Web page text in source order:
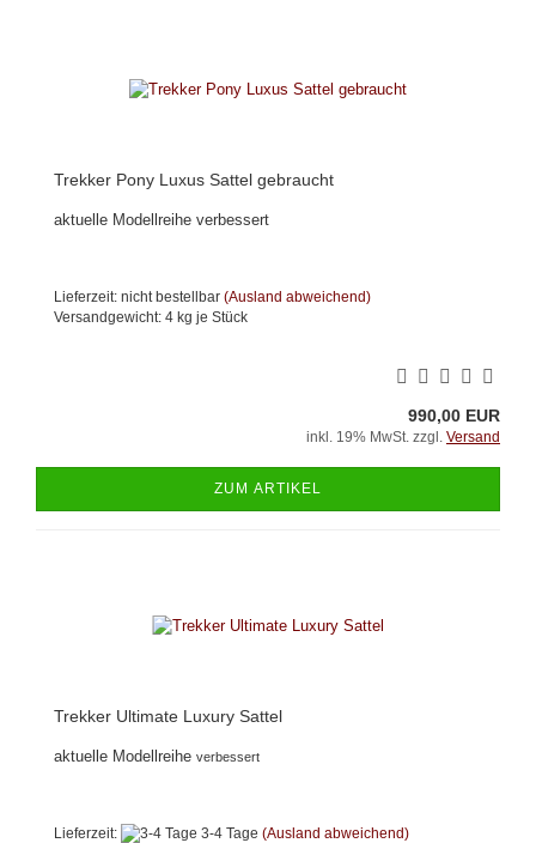
Trekker Pony Luxus Sattel gebraucht
aktuelle Modellreihe verbessert
Lieferzeit: nicht bestellbar (Ausland abweichend)
Versandgewicht: 4 kg je Stück
990,00 EUR
inkl. 19% MwSt. zzgl. Versand
ZUM ARTIKEL
Trekker Ultimate Luxury Sattel
aktuelle Modellreihe verbessert
Lieferzeit: 3-4 Tage (Ausland abweichend)